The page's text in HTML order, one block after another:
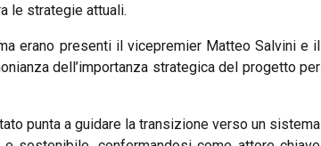
le strategie attuali.
erano presenti il vicepremier Matteo Salvini e il
dell’importanza strategica del progetto per
punta a guidare la transizione verso un sistema